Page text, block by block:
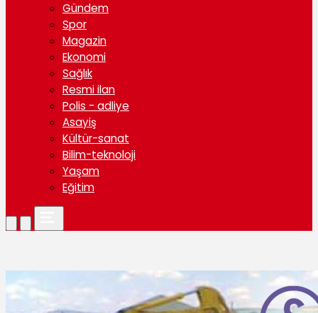
Gündem
Spor
Magazin
Ekonomi
Sağlık
Resmi ilan
Polis - adliye
Asayiş
Kültür-sanat
Bilim-teknoloji
Yaşam
Eğitim